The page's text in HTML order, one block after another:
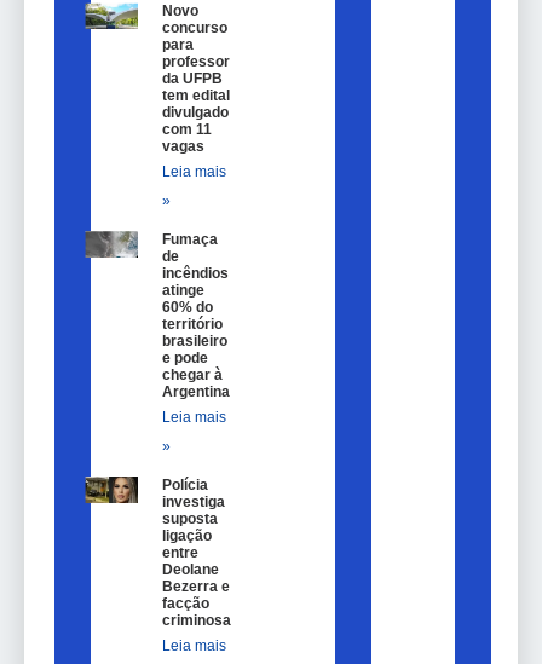
Novo
concurso
para
professor
da UFPB
tem edital
divulgado
com 11
vagas
Leia mais
»
Fumaça
de
incêndios
atinge
60% do
território
brasileiro
e pode
chegar à
Argentina
Leia mais
»
Polícia
investiga
suposta
ligação
entre
Deolane
Bezerra e
facção
criminosa
Leia mais